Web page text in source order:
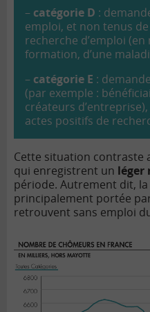
– catégorie D :
emploi, et non tenus
recherche d’emploi (en
formation, d’une
– catégorie E :
(par exemple :
créateurs
actes positifs de
Cette situation contraste
qui enregistrent un léger
période. Autrement dit,
principalement portée
retrouvent sans emploi